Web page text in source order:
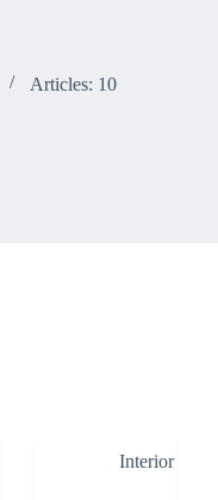
Articles: 10
Interior